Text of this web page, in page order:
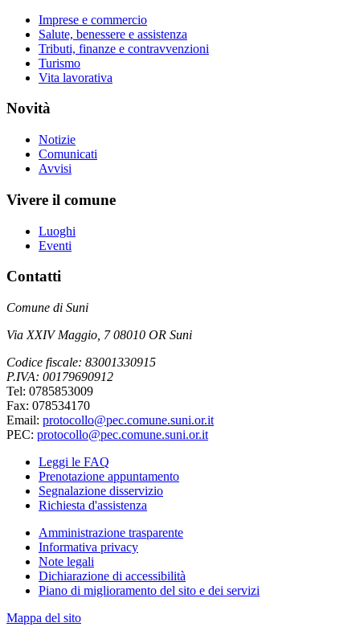
Imprese e commercio
Salute, benessere e assistenza
Tributi, finanze e contravvenzioni
Turismo
Vita lavorativa
Novità
Notizie
Comunicati
Avvisi
Vivere il comune
Luoghi
Eventi
Contatti
Comune di Suni
Via XXIV Maggio, 7 08010 OR Suni
Codice fiscale: 83001330915
P.IVA: 00179690912
Tel: 0785853009
Fax: 078534170
Email: protocollo@pec.comune.suni.or.it
PEC: protocollo@pec.comune.suni.or.it
Leggi le FAQ
Prenotazione appuntamento
Segnalazione disservizio
Richiesta d'assistenza
Amministrazione trasparente
Informativa privacy
Note legali
Dichiarazione di accessibilità
Piano di miglioramento del sito e dei servizi
Mappa del sito